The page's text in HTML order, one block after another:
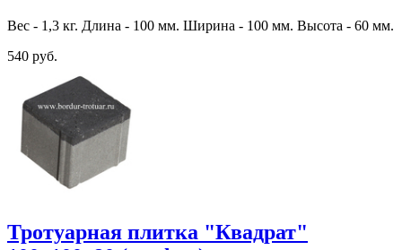
Вес - 1,3 кг. Длина - 100 мм. Ширина - 100 мм. Высота - 60 мм.
540 руб.
Тротуарная плитка "Квадрат"